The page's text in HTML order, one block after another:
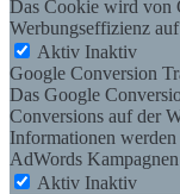
Das Cookie wird von
Werbungseffizienz
Aktiv Inaktiv
Google Conversion
Das Google
Conversions auf der
Informationen
AdWords
Aktiv Inaktiv